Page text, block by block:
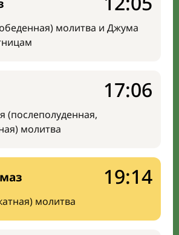
молитва и Джума
(послеполуденная,
молитва
17:06
молитва
19:14